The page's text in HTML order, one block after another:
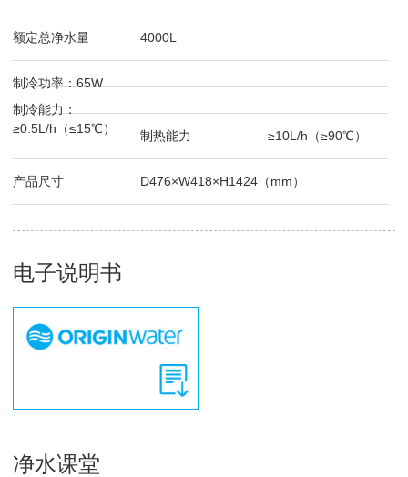
额定总净水量 4000L
制冷功率：65W
制冷能力：
≥0.5L/h（≤15℃）
制热能力 ≥10L/h（≥90℃）
产品尺寸 D476×W418×H1424（mm）
电子说明书
净水课堂